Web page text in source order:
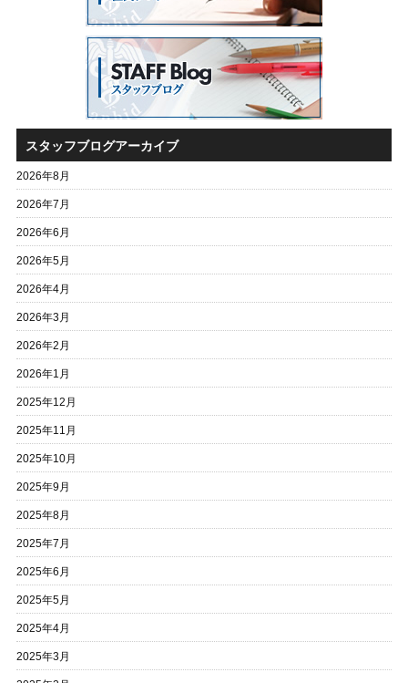
スタッフブログアーカイブ
2026年8月
2026年7月
2026年6月
2026年5月
2026年4月
2026年3月
2026年2月
2026年1月
2025年12月
2025年11月
2025年10月
2025年9月
2025年8月
2025年7月
2025年6月
2025年5月
2025年4月
2025年3月